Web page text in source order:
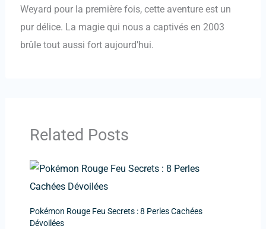
Weyard pour la première fois, cette aventure est un
pur délice. La magie qui nous a captivés en 2003
brûle tout aussi fort aujourd’hui.
Related Posts
Pokémon Rouge Feu Secrets : 8 Perles Cachées
Dévoilées